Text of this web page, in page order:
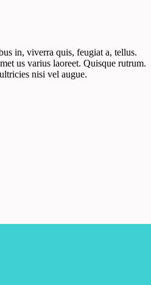
in, viverra quis, feugiat a, tellus.
us varius laoreet. Quisque rutrum.
nisi vel augue.